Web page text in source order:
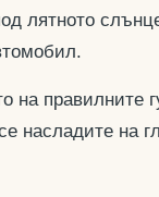
лятното
на
насладите на